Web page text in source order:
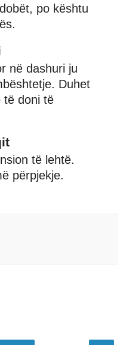
po kështu
në dashuri ju
Duhet
të doni të
të lehtë.
përpjekje.